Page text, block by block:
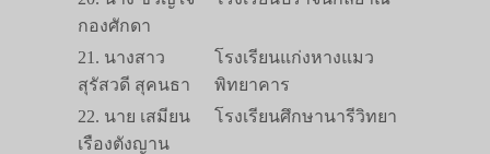
กองศักดา
21. นางสาว
สุรัสวดี สุคนธา
โรงเรียนแก่งหางแมว
พิทยาคาร
22. นาย เสมียน
เรืองตังญาน
โรงเรียนศึกษานารีวิทยา